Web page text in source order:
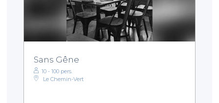
Sans Gêne
10 - 100 pers.
Le Chemin-Vert